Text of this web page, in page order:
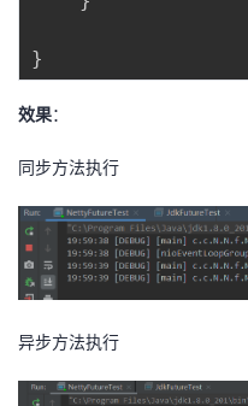
}
效果：
同步方法执行
异步方法执行